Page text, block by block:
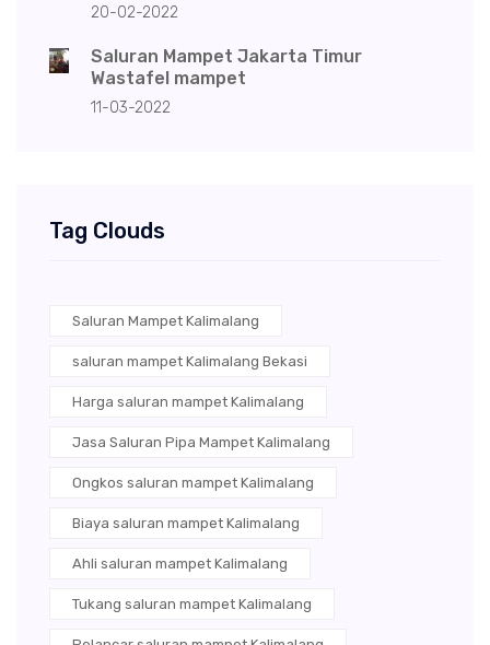
20-02-2022
Saluran Mampet Jakarta Timur
Wastafel mampet
11-03-2022
Tag Clouds
Saluran Mampet Kalimalang
saluran mampet Kalimalang Bekasi
Harga saluran mampet Kalimalang
Jasa Saluran Pipa Mampet Kalimalang
Ongkos saluran mampet Kalimalang
Biaya saluran mampet Kalimalang
Ahli saluran mampet Kalimalang
Tukang saluran mampet Kalimalang